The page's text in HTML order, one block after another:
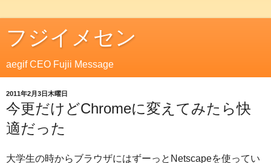
フジイメセン
aegif CEO Fujii Message
2011年2月3日木曜日
今更だけどChromeに変えてみたら快
適だった
大学生の時からブラウザにはずーっとNetscapeを使ってい